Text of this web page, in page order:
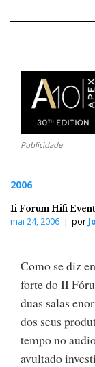
Publicidade
2006
Ii Forum Hifi
mai 24, 2006 por
Como se diz
forte do II
duas salas
dos seus
tempo no
avultado